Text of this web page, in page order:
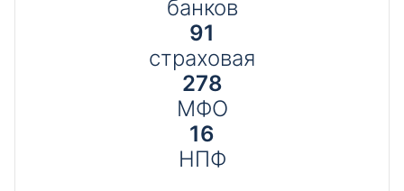
банков
91
страховая
278
МФО
16
НПФ